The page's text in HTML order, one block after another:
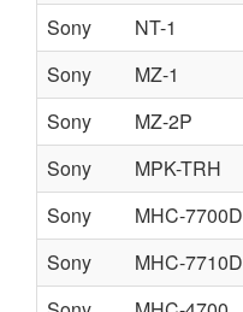
Sony
NT-1
Sony
MZ-1
Sony
MZ-2P
Sony
MPK-TRH
Sony
MHC-7700D
Sony
MHC-7710D